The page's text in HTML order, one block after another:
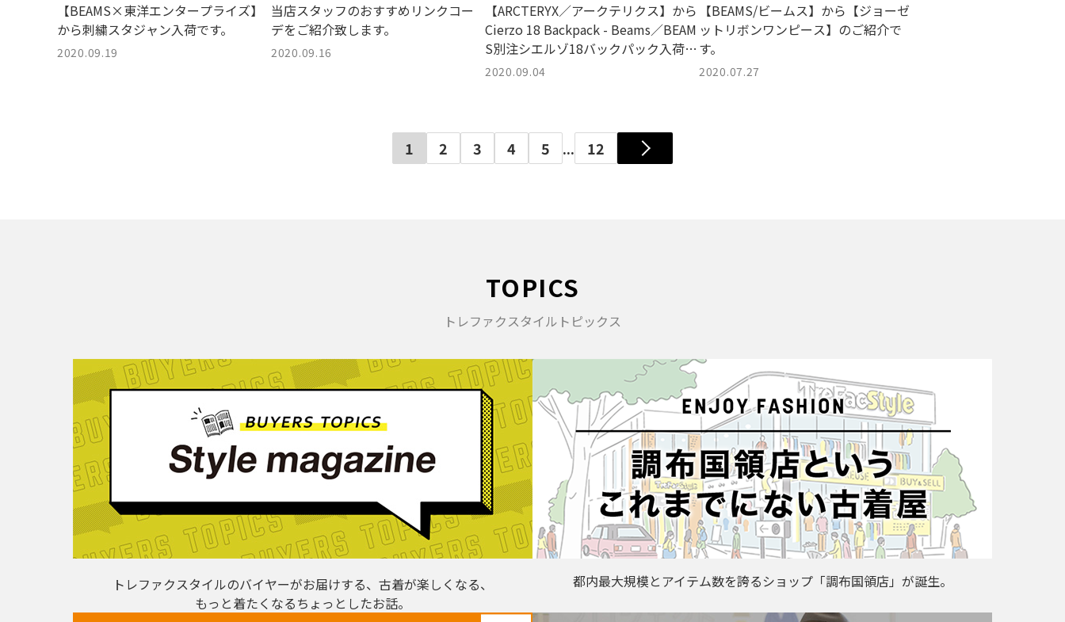
【BEAMS×東洋エンタープライズ】
から刺繍スタジャン入荷です。
2020.09.19
当店スタッフのおすすめリンクコー
デをご紹介致します。
2020.09.16
【ARCTERYX／アークテリクス】から
​Cierzo 18 Backpack - Beams／BEAM
S別注シエルゾ18バックパック入荷で
す。
2020.09.04
【BEAMS/ビームス】から【ジョーゼ
ットリボンワンピース】のご紹介で
す。
2020.07.27
1 2 3 4 5 ... 12
TOPICS
トレファクスタイルトピックス
トレファクスタイルのバイヤーがお届けする、古着が楽しくなる、
もっと着たくなるちょっとしたお話。
都内最大規模とアイテム数を誇るショップ「調布国領店」が誕生。